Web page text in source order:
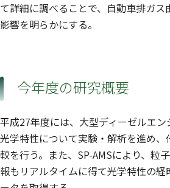
て詳細に調べることで、自動車排ガス
影響を明らかにする。
今年度の研究概要
平成27年度には、大型ディーゼルエ
光学特性について実験・解析を進め
較を行う。また、SP-AMSにより、粒
報もリアルタイムに得て光学特性の